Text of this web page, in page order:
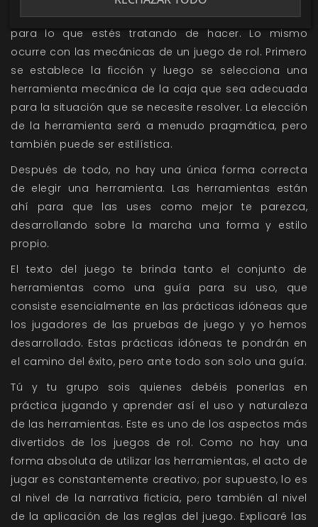
madera, sino que usas las herramientas adecuadas
para lo que estés tratando de hacer. Lo mismo
ocurre con las mecánicas de un juego de rol. Primero
se establece la ficción y luego se selecciona una
herramienta mecánica de la caja que sea adecuada
para la situación que se necesite resolver. La elección
de la herramienta será a menudo pragmática, pero
también puede ser estilística.
Después de todo, no hay una única forma correcta
de elegir una herramienta. Las herramientas están
ahí para que las uses como mejor te parezca,
desarrollando sobre la marcha una forma y estilo
propio.
El texto del juego te brinda tanto el conjunto de
herramientas como una guía para su uso, que
consiste esencialmente en las prácticas idóneas que
los jugadores de las pruebas de juego y yo hemos
desarrollado. Estas prácticas idóneas te pondrán en
el camino del éxito, pero ante todo son solo una guía.
Tú y tu grupo sois quienes debéis ponerlas en
práctica jugando y aprender así el uso y naturaleza
de las herramientas. Este es uno de los aspectos más
divertidos de los juegos de rol. Como no hay una
forma absoluta de utilizar las herramientas, el acto de
jugar es constantemente creativo; por supuesto, lo es
al nivel de la narrativa ficticia, pero también al nivel
de la aplicación de las reglas del juego. Explicaré las